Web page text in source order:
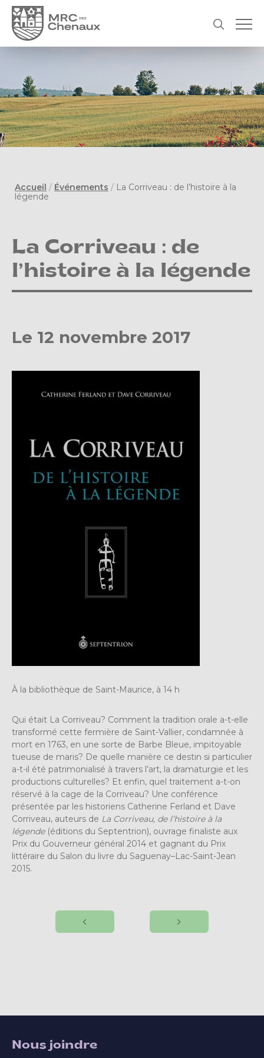
Accueil / Événements / La Corriveau : de l’histoire à la
légende
La Corriveau : de
l’histoire à la légende
Le 12 novembre 2017
À la bibliothèque de Saint-Maurice, à 14 h
Qui était La Corriveau? Comment la tradition orale a-t-elle
transformé cette fermière de Saint-Vallier, condamnée à
mort en 1763, en une sorte de Barbe Bleue, impitoyable
tueuse de maris? De quelle manière ce destin si particulier
a-t-il été patrimonialisé à travers l’art, la dramaturgie et les
productions culturelles? Et enfin, quel traitement a-t-on
réservé à la cage de la Corriveau? Une conférence
présentée par les historiens Catherine Ferland et Dave
Corriveau, auteurs de La Corriveau, de l’histoire à la
légende(éditions du Septentrion), ouvrage finaliste aux
Prix du Gouverneur général 2014 et gagnant du Prix
littéraire du Salon du livre du Saguenay–Lac-Saint-Jean
2015.
Nous joindre